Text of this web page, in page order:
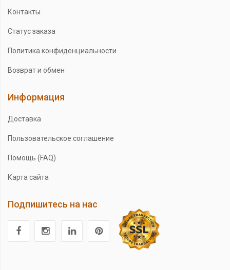
Контакты
Статус заказа
Политика конфиденциальности
Возврат и обмен
Информация
Доставка
Пользовательское соглашение
Помощь (FAQ)
Карта сайта
Подпишитесь на нас